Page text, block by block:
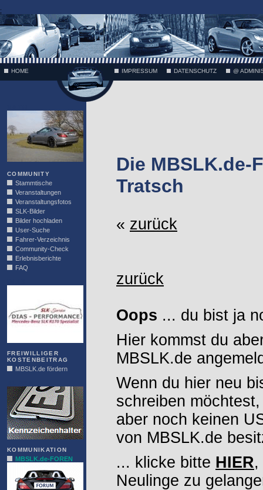
;
HOME IMPRESSUM DATENSCHUTZ @
COMMUNITY
Stammtische
Veranstaltungen
Veranstaltungsfotos
SLK-Bilder
Bilder hochladen
User-Suche
Fahrer-Verzeichnis
Community-Check
Erlebnisberichte
FAQ
FREIWILLIGER
KOSTENBEITRAG
MBSLK.de fördern
KOMMUNIKATION
MBSLK.de-FOREN
Die MBSLK.de-
Tratsch
« zurück
zurück
Oops ... du bist ja
Hier kommst du
MBSLK.de
Wenn du hier neu
schreiben möchtest,
aber noch keinen
von MBSLK.de
... klicke bitte HIER,
Neulinge zu